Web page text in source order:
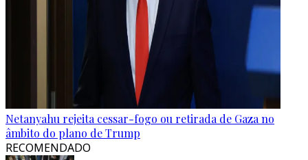
Netanyahu rejeita cessar-fogo ou retirada de Gaza no
âmbito do plano de Trump
RECOMENDADO